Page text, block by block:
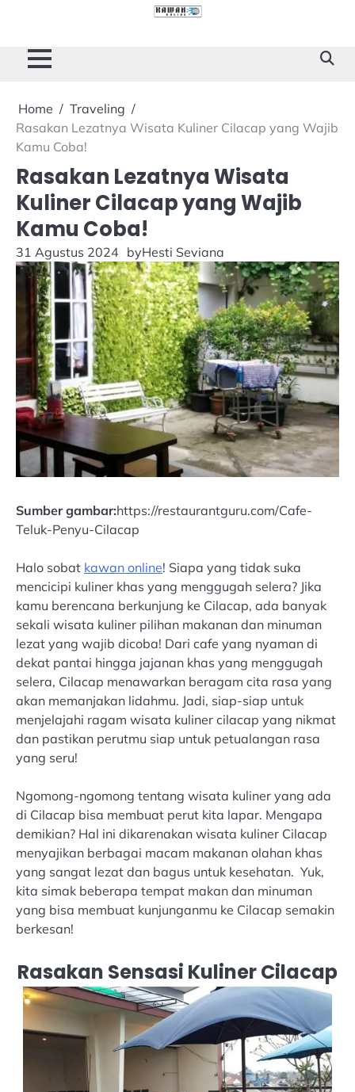
content
Home
Traveling
Rasakan Lezatnya Wisata Kuliner Cilacap yang Wajib
Kamu Coba!
Rasakan Lezatnya Wisata
Kuliner Cilacap yang Wajib
Kamu Coba!
31 Agustus 2024 byHesti Seviana
Sumber gambar:https://restaurantguru.com/Cafe-
Teluk-Penyu-Cilacap
Halo sobat kawan online! Siapa yang tidak suka
mencicipi kuliner khas yang menggugah selera? Jika
kamu berencana berkunjung ke Cilacap, ada banyak
sekali wisata kuliner pilihan makanan dan minuman
lezat yang wajib dicoba! Dari cafe yang nyaman di
dekat pantai hingga jajanan khas yang menggugah
selera, Cilacap menawarkan beragam cita rasa yang
akan memanjakan lidahmu. Jadi, siap-siap untuk
menjelajahi ragam wisata kuliner cilacap yang nikmat
dan pastikan perutmu siap untuk petualangan rasa
yang seru!
Ngomong-ngomong tentang wisata kuliner yang ada
di Cilacap bisa membuat perut kita lapar. Mengapa
demikian? Hal ini dikarenakan wisata kuliner Cilacap
menyajikan berbagai macam makanan olahan khas
yang sangat lezat dan bagus untuk kesehatan. Yuk,
kita simak beberapa tempat makan dan minuman
yang bisa membuat kunjunganmu ke Cilacap semakin
berkesan!
Rasakan Sensasi Kuliner Cilacap